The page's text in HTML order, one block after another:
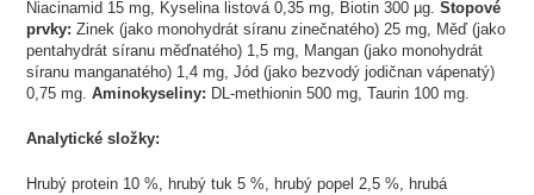
Niacinamid 15 mg, Kyselina listová 0,35 mg, Biotin 300 µg.Stopové
prvky:Zinek (jako monohydrát síranu zinečnatého) 25 mg, Měď (jako
pentahydrát síranu měďnatého) 1,5 mg, Mangan (jako monohydrát
síranu manganatého) 1,4 mg, Jód (jako bezvodý jodičnan vápenatý)
0,75 mg.Aminokyseliny: DL-methionin 500 mg, Taurin 100 mg.
Analytické složky:
Hrubý protein 10 %, hrubý tuk 5 %, hrubý popel 2,5 %, hrubá